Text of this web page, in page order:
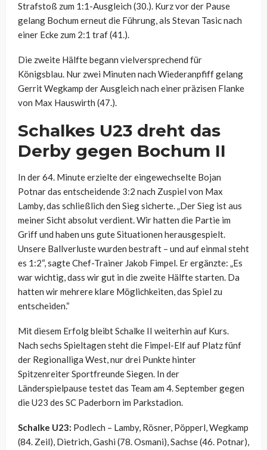
Strafstoß zum 1:1-Ausgleich (30.). Kurz vor der Pause
gelang Bochum erneut die Führung, als Stevan Tasic nach
einer Ecke zum 2:1 traf (41.).
Die zweite Hälfte begann vielversprechend für
Königsblau. Nur zwei Minuten nach Wiederanpfiff gelang
Gerrit Wegkamp der Ausgleich nach einer präzisen Flanke
von Max Hauswirth (47.).
Schalkes U23 dreht das
Derby gegen Bochum II
In der 64. Minute erzielte der eingewechselte Bojan
Potnar das entscheidende 3:2 nach Zuspiel von Max
Lamby, das schließlich den Sieg sicherte. „Der Sieg ist aus
meiner Sicht absolut verdient. Wir hatten die Partie im
Griff und haben uns gute Situationen herausgespielt.
Unsere Ballverluste wurden bestraft – und auf einmal steht
es 1:2“, sagte Chef-Trainer Jakob Fimpel. Er ergänzte: „Es
war wichtig, dass wir gut in die zweite Hälfte starten. Da
hatten wir mehrere klare Möglichkeiten, das Spiel zu
entscheiden.“
Mit diesem Erfolg bleibt Schalke II weiterhin auf Kurs.
Nach sechs Spieltagen steht die Fimpel-Elf auf Platz fünf
der Regionalliga West, nur drei Punkte hinter
Spitzenreiter Sportfreunde Siegen. In der
Länderspielpause testet das Team am 4. September gegen
die U23 des SC Paderborn im Parkstadion.
Schalke U23: Podlech – Lamby, Rösner, Pöpperl, Wegkamp
(84. Zeil), Dietrich, Gashi (78. Osmani), Sachse (46. Potnar),